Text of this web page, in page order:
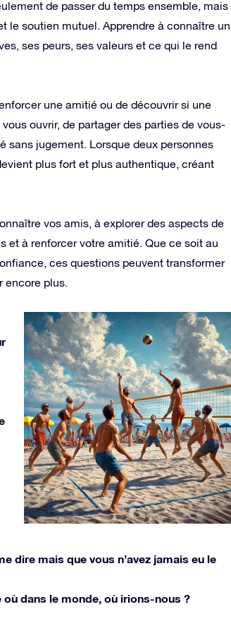
de passer du temps ensemble, mais
le soutien mutuel. Apprendre à connaître un
ses peurs, ses valeurs et ce qui le rend
une amitié ou de découvrir si une
ouvrir, de partager des parties de vous-
sans jugement. Lorsque deux personnes
plus fort et plus authentique, créant
vos amis, à explorer des aspects de
et à renforcer votre amitié. Que ce soit au
ces questions peuvent transformer
encore plus.
dire mais que vous n’avez jamais eu le
dans le monde, où irions-nous ?